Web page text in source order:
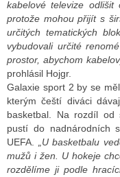
STRÁNKY RÁDIÍ
STRÁNKY TV
TISK
kabelové televize odlišit
protože mohou přijít s
určitých tematických
vybudovali určité
prostor, abychom
prohlásil Hojgr.
Galaxie sport 2 by se
kterým čeští diváci
basketbal. Na rozdíl od
pustí do nadnárodních
UEFA.
„U basketbalu
mužů i žen. U hokeje
rozdělíme ji podle